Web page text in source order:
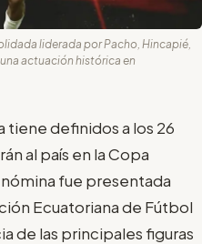
liderada por Pacho, Hincapié,
actuación histórica en
tiene definidos a los 26
al país en la Copa
nómina fue presentada
Ecuatoriana de Fútbol
de las principales figuras